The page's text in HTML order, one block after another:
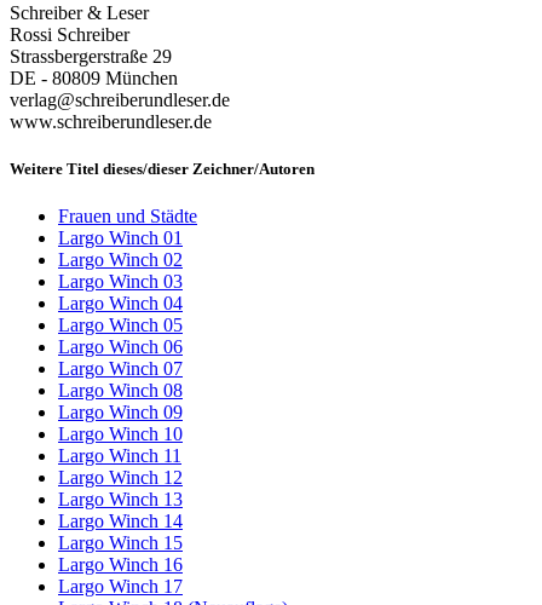
Schreiber & Leser
Rossi Schreiber
Strassbergerstraße 29
DE - 80809 München
verlag@schreiberundleser.de
www.schreiberundleser.de
Weitere Titel dieses/dieser Zeichner/Autoren
Frauen und Städte
Largo Winch 01
Largo Winch 02
Largo Winch 03
Largo Winch 04
Largo Winch 05
Largo Winch 06
Largo Winch 07
Largo Winch 08
Largo Winch 09
Largo Winch 10
Largo Winch 11
Largo Winch 12
Largo Winch 13
Largo Winch 14
Largo Winch 15
Largo Winch 16
Largo Winch 17